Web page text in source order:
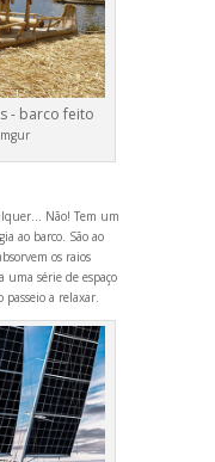
- barco feito
Não! Tem um
ao barco. São ao
os raios
uma série de espaço
a relaxar.